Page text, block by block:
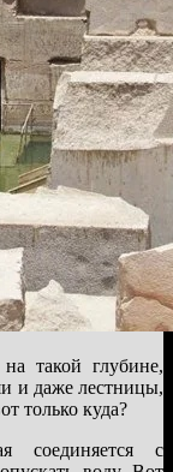
такой глубине,
и даже лестницы,
только куда?
соединяется с